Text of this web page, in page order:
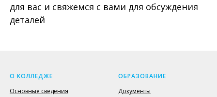
для вас и свяжемся с вами для обсуждения
деталей
О КОЛЛЕДЖЕ
Основные сведения
ОБРАЗОВАНИЕ
Документы